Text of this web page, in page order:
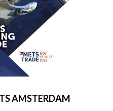
AMSTERDAM